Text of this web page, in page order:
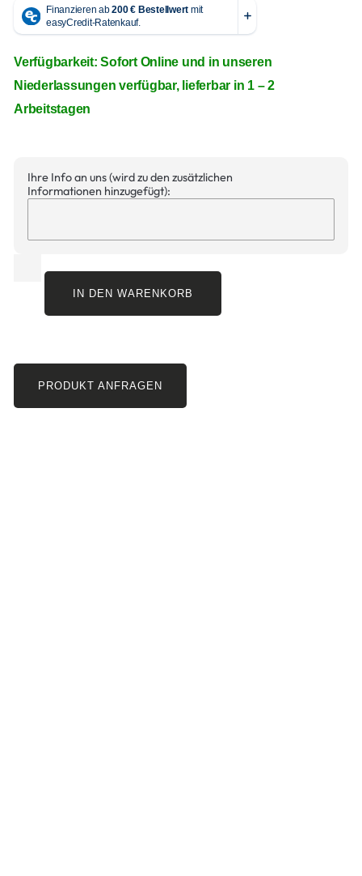
Verfügbarkeit: Sofort Online und in unseren
Niederlassungen verfügbar, lieferbar in 1 – 2
Arbeitstagen
Ihre Info an uns (wird zu den zusätzlichen
Informationen hinzugefügt):
IN DEN WARENKORB
PRODUKT ANFRAGEN